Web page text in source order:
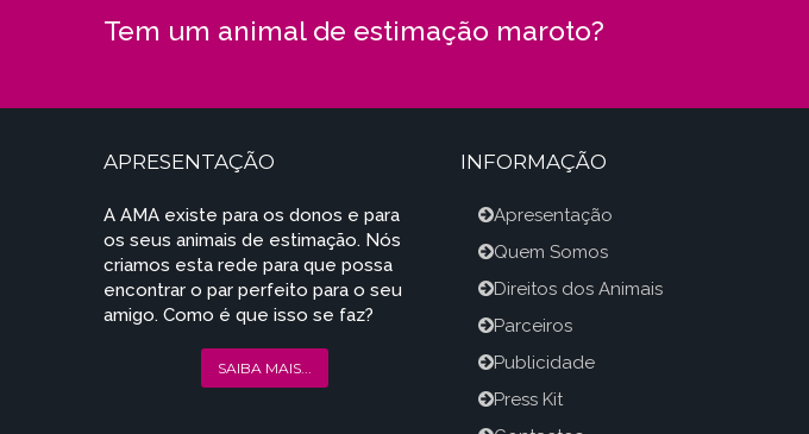
Tem um animal de estimação maroto?
APRESENTAÇÃO
A AMA existe para os donos e para
os seus animais de estimação. Nós
criamos esta rede para que possa
encontrar o par perfeito para o seu
amigo. Como é que isso se faz?
SAIBA MAIS...
INFORMAÇÃO
Apresentação
Quem Somos
Direitos dos Animais
Parceiros
Publicidade
Press Kit